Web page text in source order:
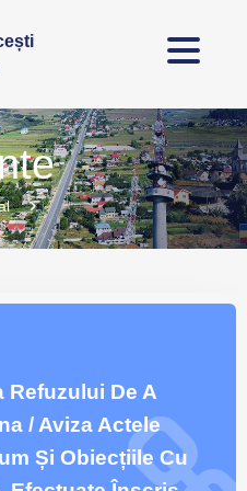
Refuzului De A
/ Aviza Actele
Și Obiecțiile Cu